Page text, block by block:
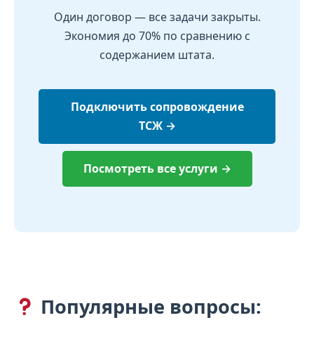
Один договор — все задачи закрыты.
Экономия до 70% по сравнению с
содержанием штата.
Подключить сопровождение
ТСЖ →
Посмотреть все услуги →
Популярные вопросы: